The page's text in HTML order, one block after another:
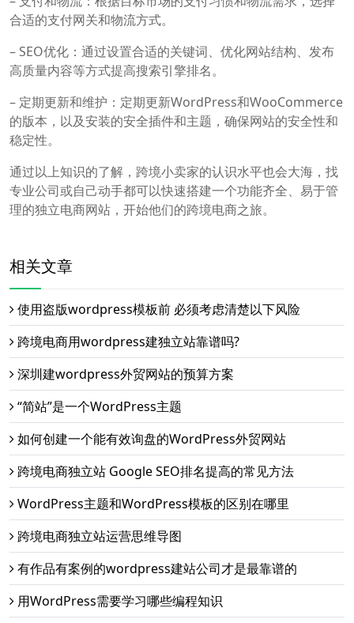
合适的支付网关和物流方式。
– SEO优化：通过设置合适的关键词、优化网站结构、发布
高质量内容等方式提高搜索引擎排名。
– 定期更新和维护：定期更新WordPress和WooCommerce
的版本，以及安装的安全插件和主题，确保网站的安全性和
稳定性。
通过以上知识的了解，跨境小卖家的认识水平也会大海，找
专业公司或自己动手都可以快速搭建一个功能齐全、易于管
理的独立电商网站，开始他们的跨境电商之旅。
相关文章
使用盗版wordpress模板前 必须考虑清楚以下风险
跨境电商用wordpress建独立站靠谱吗?
深圳建wordpress外贸网站的预算方案
“简站”是一个WordPress主题
如何创建一个能有效询盘的WordPress外贸网站
跨境电商独立站 Google SEO排名提高的常见方法
WordPress主题和WordPress模板的区别在哪里
跨境电商独立站运营思维导图
有作品有案例的wordpress建站公司才是最靠谱的
用WordPress需要学习哪些编程知识